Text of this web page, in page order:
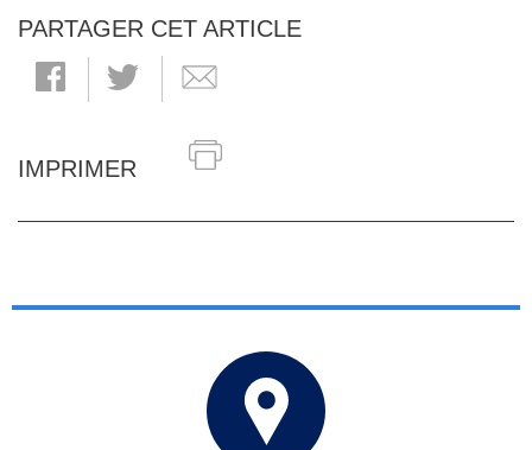
PARTAGER CET ARTICLE
IMPRIMER